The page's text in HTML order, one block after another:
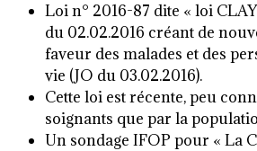
Loi n° 2016-87 dite « loi
du 02.02.2016 créant de
faveur des malades et des
vie (JO du 03.02.2016).
Cette loi est récente, peu
soignants que par la
Un sondage IFOP pour « La